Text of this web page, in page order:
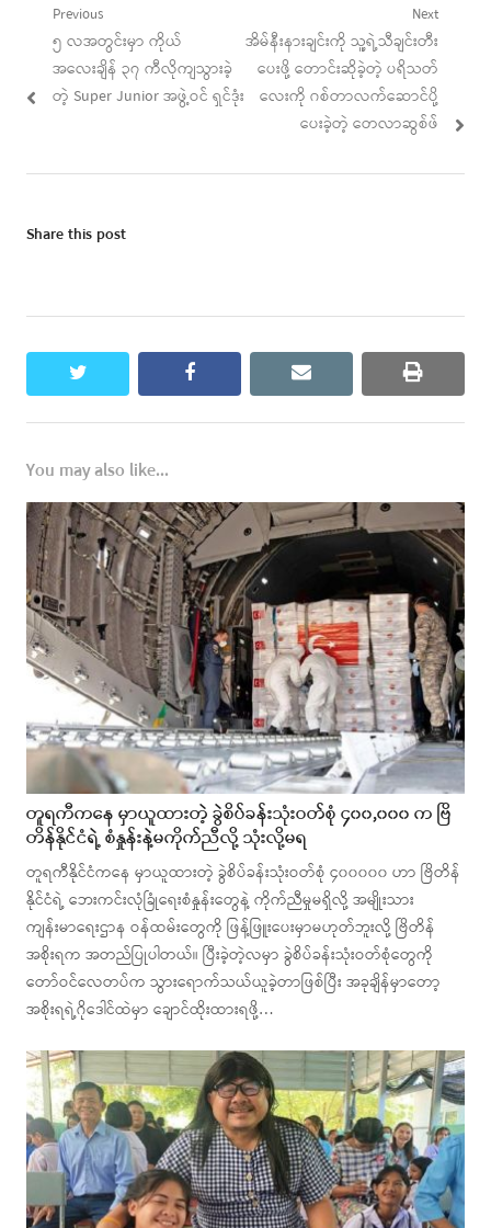
Post
navigation
Previous
Previous
post:
၅ လအတွင်းမှာ ကိုယ်
အလေးချိန် ၃၇ ကီလိုကျသွားခဲ့
တဲ့ Super Junior အဖွဲ့ဝင် ရှင်ဒုံး
Next
Next
post:
အိမ်နီးနားချင်းကို သူ့ရဲ့သီချင်းတီး
ပေးဖို့ တောင်းဆိုခဲ့တဲ့ ပရိသတ်
လေးကို ဂစ်တာလက်ဆောင်ပို့
ပေးခဲ့တဲ့ တေလာဆွစ်ဖ်
Share this post
twitter facebook email print
You may also like...
တူရကီကနေ မှာယူထားတဲ့ ခွဲစိပ်ခန်းသုံးဝတ်စုံ ၄၀၀,၀၀၀ က ဗြိ
တိန်နိုင်ငံရဲ့ စံနှုန်းနဲ့မကိုက်ညီလို့ သုံးလို့မရ
တူရကီနိုင်ငံကနေ မှာယူထားတဲ့ ခွဲစိပ်ခန်းသုံးဝတ်စုံ ၄၀၀၀၀၀ ဟာ ဗြိတိန်
နိုင်ငံရဲ့ ဘေးကင်းလုံခြုံရေးစံနှုန်းတွေနဲ့ ကိုက်ညီမှုမရှိလို့ အမျိုးသား
ကျန်းမာရေးဌာန ဝန်ထမ်းတွေကို ဖြန့်ဖြူးပေးမှာမဟုတ်ဘူးလို့ ဗြိတိန်
အစိုးရက အတည်ပြုပါတယ်။ ပြီးခဲ့တဲ့လမှာ ခွဲစိပ်ခန်းသုံးဝတ်စုံတွေကို
တော်ဝင်လေတပ်က သွားရောက်သယ်ယူခဲ့တာဖြစ်ပြီး အခုချိန်မှာတော့
အစိုးရရဲ့ဂိုဒေါင်ထဲမှာ ချောင်ထိုးထားရဖို့…